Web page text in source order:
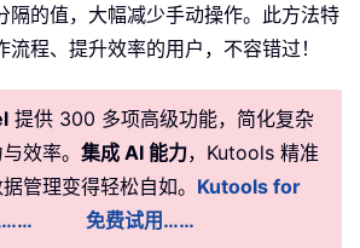
隔的值，大幅减少手动操作。此方法特
程、提升效率的用户，不容错过！
提供 300 多项高级功能，简化复杂
效率。 集成 AI 能力，Kutools 精准
管理变得轻松自如。 Kutools for
……
免费试用……